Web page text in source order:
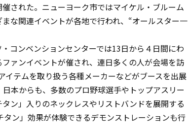
された。ニューヨーク市ではマイケル・ブルーム
な関連イベントが各地で行われ、“オールスター一
コンベンションセンターでは13日から４日間にわ
ァンイベントが催され、連日多くの人が会場を訪
イテムを取り扱う各種メーカーなどがブースを出展
本からも、多数のプロ野球選手やトップアスリー
ン」入りのネックレスやリストバンドを展開する
ン」効果が体験できるデモンストレーションも行